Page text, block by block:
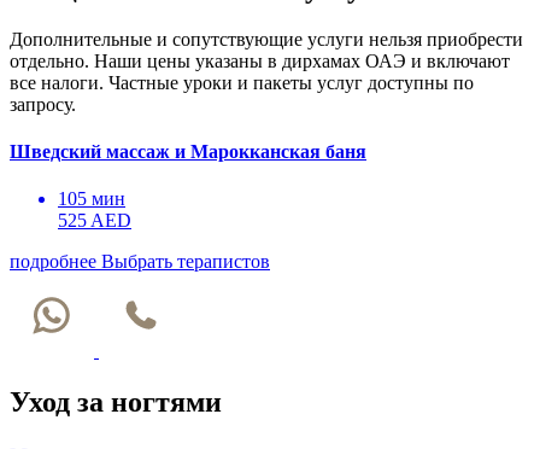
Дополнительные и сопутствующие услуги нельзя приобрести
отдельно. Наши цены указаны в дирхамах ОАЭ и включают
все налоги. Частные уроки и пакеты услуг доступны по
запросу.
Шведский массаж и Марокканская баня
105 мин
525 AED
подробнее Выбрать терапистов
Уход за ногтями